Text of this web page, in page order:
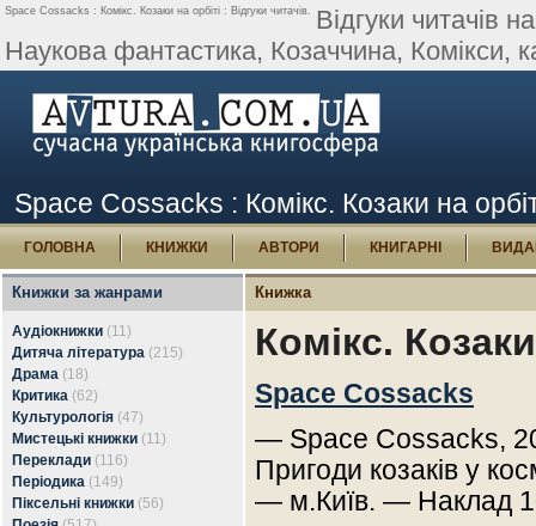
Space Cossacks : Комікс. Козаки на орбіті : Відгуки читачів. Відгуки читачів
Наукова фантастика, Козаччина, Комікси,
Space Cossacks : Комікс. Козаки на
ГОЛОВНА КНИЖКИ АВТОРИ КНИГАРНІ
Книжки за жанрами
Аудіокнижки (11)
Дитяча література (215)
Драма (18)
Критика (62)
Культурологія (47)
Мистецькі книжки (11)
Переклади (116)
Періодика (149)
Піксельні книжки (56)
Книжка
Комікс.
Space Cossacks
— Space Cossacks,
Пригоди козаків у
— м.Київ. — Наклад